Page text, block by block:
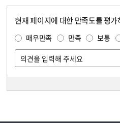
현재 페이지에 대한 만족도를 평
매우만족 만족 보통